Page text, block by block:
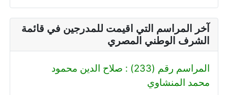
آخر المراسم التي اقيمت للمدرجين في قائمة
الشرف الوطني المصري
المراسم رقم (233) : صلاح الدين محمود
محمد المنشاوي